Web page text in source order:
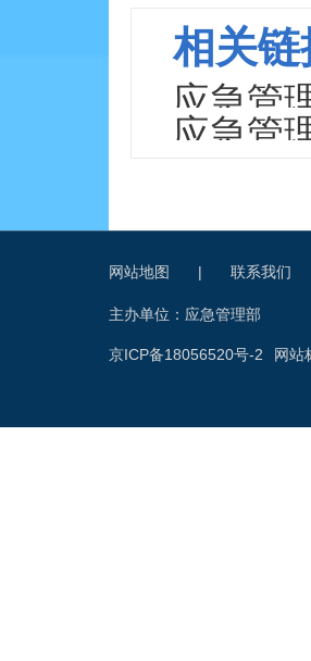
相关链
应急管
行）》
应急管
则》
网站地图 | 联系我们
主办单位：应急管理部
网站
京ICP备18056520号-2